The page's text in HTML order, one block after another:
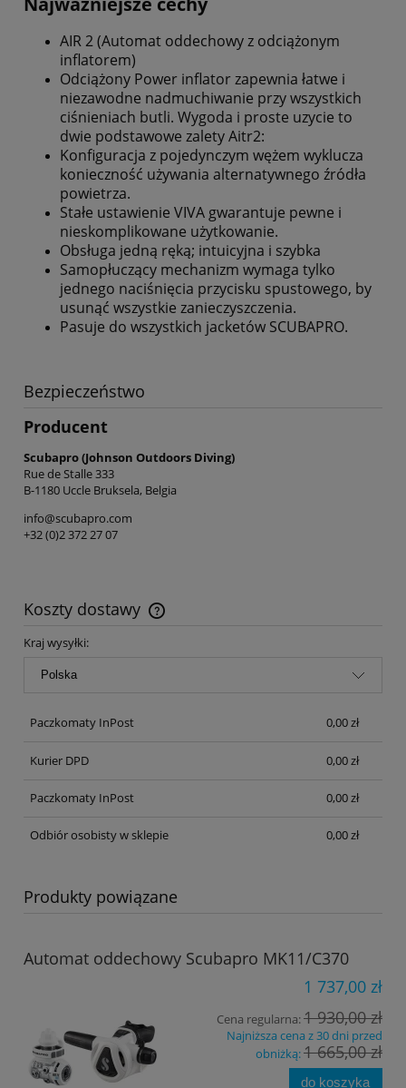
AIR 2 (Automat oddechowy z odciążonym
inflatorem)
Odciążony Power inflator zapewnia łatwe i
niezawodne nadmuchiwanie przy wszystkich
ciśnieniach butli. Wygoda i proste uzycie to
dwie podstawowe zalety Aitr2:
Konfiguracja z pojedynczym wężem wyklucza
konieczność używania alternatywnego źródła
powietrza.
Stałe ustawienie VIVA gwarantuje pewne i
nieskomplikowane użytkowanie.
Obsługa jedną ręką; intuicyjna i szybka
Samopłuczący mechanizm wymaga tylko
jednego naciśnięcia przycisku spustowego, by
usunąć wszystkie zanieczyszczenia.
Pasuje do wszystkich jacketów SCUBAPRO.
Bezpieczeństwo
Producent
Scubapro (Johnson Outdoors Diving)
Rue de Stalle 333
B-1180 Uccle Bruksela, Belgia
info@scubapro.com
+32 (0)2 372 27 07
Koszty dostawy
Cena nie zawiera ewentualnych kosztów płatności
Kraj wysyłki:
Paczkomaty InPost 0,00 zł
Kurier DPD 0,00 zł
Paczkomaty InPost 0,00 zł
Odbiór osobisty w sklepie 0,00 zł
Produkty powiązane
Automat oddechowy Scubapro MK11/C370
1 737,00 zł
Cena regularna:1 930,00 zł
Najniższa cena z 30 dni przed
obniżką:1 665,00 zł
do koszyka